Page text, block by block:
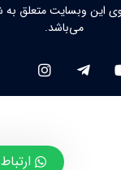
این وبسایت متعلق
می‌باشد.